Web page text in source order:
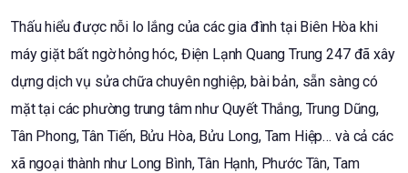
Thấu hiểu được nỗi lo lắng của các gia đình tại Biên Hòa khi
máy giặt bất ngờ hỏng hóc, Điện Lạnh Quang Trung 247 đã xây
dựng dịch vụ sửa chữa chuyên nghiệp, bài bản, sẵn sàng có
mặt tại các phường trung tâm như Quyết Thắng, Trung Dũng,
Tân Phong, Tân Tiến, Bửu Hòa, Bửu Long, Tam Hiệp… và cả các
xã ngoại thành như Long Bình, Tân Hạnh, Phước Tân, Tam